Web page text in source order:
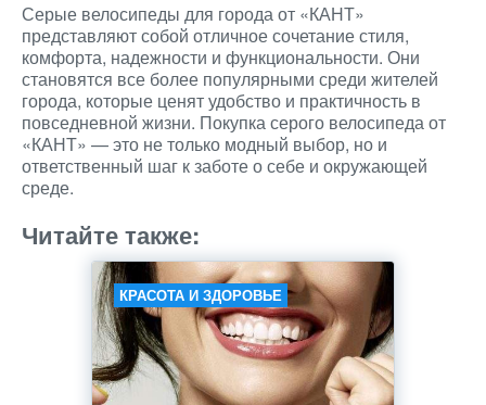
Серые велосипеды для города от «КАНТ»
представляют собой отличное сочетание стиля,
комфорта, надежности и функциональности. Они
становятся все более популярными среди жителей
города, которые ценят удобство и практичность в
повседневной жизни. Покупка серого велосипеда от
«КАНТ» — это не только модный выбор, но и
ответственный шаг к заботе о себе и окружающей
среде.
Читайте также:
КРАСОТА И ЗДОРОВЬЕ